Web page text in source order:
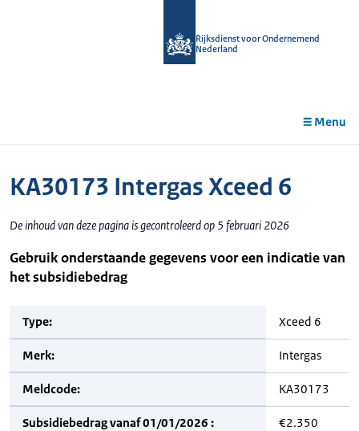
Rijksdienst voor Ondernemend
Nederland
Menu
KA30173 Intergas Xceed 6
De inhoud van deze pagina is gecontroleerd op 5 februari 2026
Gebruik onderstaande gegevens voor een indicatie van
het subsidiebedrag
Type: Xceed 6
Merk: Intergas
Meldcode: KA30173
Subsidiebedrag vanaf 01/01/2026 : €2.350